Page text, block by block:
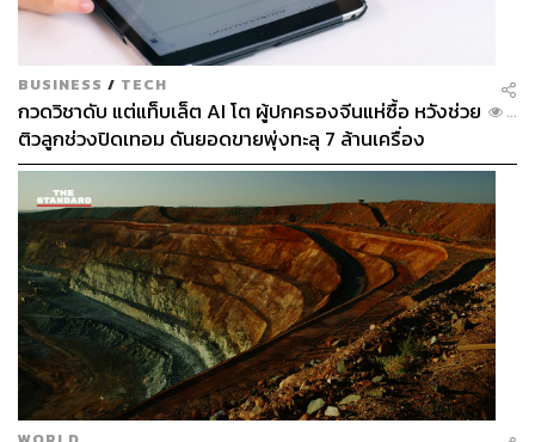
ABOUT THE AUTHOR
ดร.วรรณพงษ์ ดุรงคเวโรจน์
อาจารย์ประจำคณะเศรษฐศาสตร์
มหาวิทยาลัยรามคำแหง
BUSINESS / TECH
กวดวิชาดับ แต่แท็บเล็ต AI โต ผู้ปกครองจีนแห่ซื้อ หวังช่วย
ติวลูกช่วงปิดเทอม ดันยอดขายพุ่งทะลุ 7 ล้านเครื่อง
...